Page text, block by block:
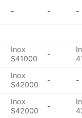
- - -
Inox
S41000
-
Inox
S42000
- -
Inox
S42000
-